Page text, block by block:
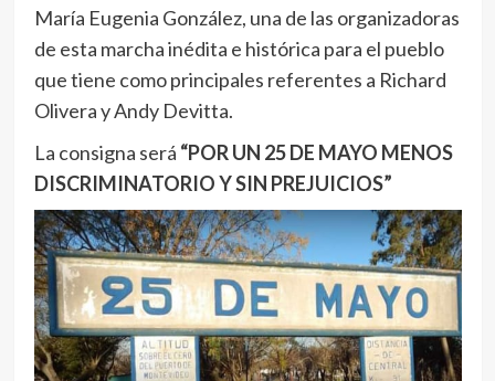
María Eugenia González, una de las organizadoras
de esta marcha inédita e histórica para el pueblo
que tiene como principales referentes a Richard
Olivera y Andy Devitta.
La consigna será “POR UN 25 DE MAYO MENOS
DISCRIMINATORIO Y SIN PREJUICIOS”